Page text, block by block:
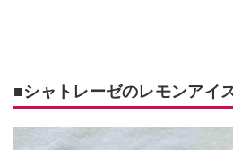
■シャトレーゼのレモンアイ